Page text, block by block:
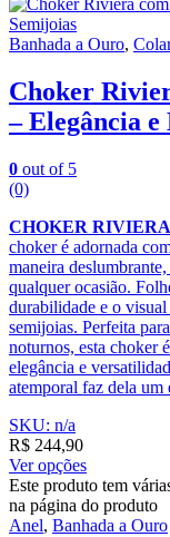
Banhada a Ouro, Colar
Choker
– Elegância
0 out of 5
(0)
CHOKER
choker é adornada
maneira
qualquer ocasião.
durabilidade e o
semijoias. Perfeita
noturnos, esta choker
elegância e
atemporal faz dela um
SKU: n/a
R$ 244,90
Ver opções
Este produto tem
na página do produto
Anel, Banhada a Ouro